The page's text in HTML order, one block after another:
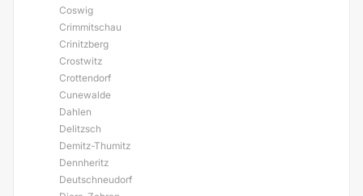
Coswig
Crimmitschau
Crinitzberg
Crostwitz
Crottendorf
Cunewalde
Dahlen
Delitzsch
Demitz-Thumitz
Dennheritz
Deutschneudorf